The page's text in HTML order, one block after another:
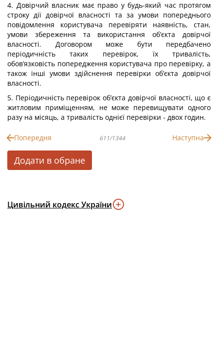
4. Довірчий власник має право у будь-який час протягом
строку дії довірчої власності та за умови попереднього
повідомлення користувача перевіряти наявність, стан,
умови збереження та використання об’єкта довірчої
власності. Договором може бути передбачено
періодичність таких перевірок, їх тривалість,
обов’язковість попередження користувача про перевірку, а
також інші умови здійснення перевірки об’єкта довірчої
власності.
5. Періодичність перевірок об’єкта довірчої власності, що є
житловим приміщенням, не може перевищувати одного
разу на місяць, а тривалість однієї перевірки - двох годин.
Попередня 611/1344 Наступна
Додати в обране
Цивільний кодекс України